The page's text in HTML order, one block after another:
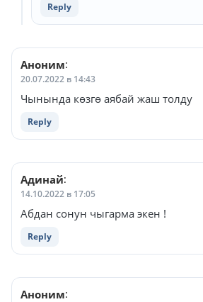
Reply
Аноним:
20.07.2022 в 14:43
Чынында көзгө аябай жаш толду
Reply
Адинай:
14.10.2022 в 17:05
Абдан сонун чыгарма экен !
Reply
Аноним: